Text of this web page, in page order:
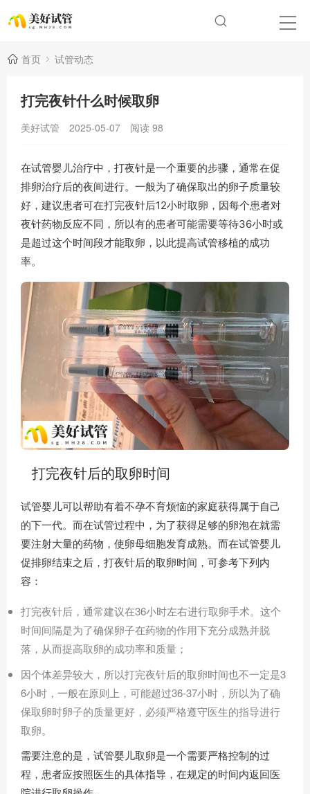
首页 试管动态
打完夜针什么时候取卵
美好试管 2025-05-07 阅读 98
在试管婴儿治疗中，打夜针是一个重要的步骤，通常在促
排卵治疗后的夜间进行。一般为了确保取出的卵子质量较
好，建议患者可在打完夜针后12小时取卵，因每个患者对
夜针药物反应不同，所以有的患者可能需要等待36小时或
是超过这个时间段才能取卵，以此提高试管移植的成功
率。
打完夜针后的取卵时间
试管婴儿可以帮助有着不孕不育烦恼的家庭获得属于自己
的下一代。而在试管过程中，为了获得足够的卵泡在就需
要注射大量的药物，使卵母细胞发育成熟。而在试管婴儿
促排卵结束之后，打夜针后的取卵时间，可参考下列内
容：
打完夜针后，通常建议在36小时左右进行取卵手术。这个
时间间隔是为了确保卵子在药物的作用下充分成熟并脱
落，从而提高取卵的成功率和质量；
因个体差异较大，所以打完夜针后的取卵时间也不一定是3
6小时，一般在原则上，可能超过36-37小时，所以为了确
保取卵时卵子的质量更好，必须严格遵守医生的指导进行
取卵。
需要注意的是，试管婴儿取卵是一个需要严格控制的过
程，患者应按照医生的具体指导，在规定的时间内返回医